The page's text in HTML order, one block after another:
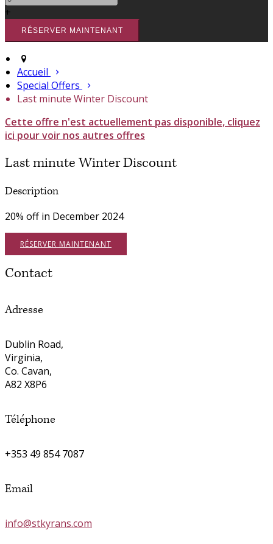
+
Accueil
Special Offers
Last minute Winter Discount
Cette offre n'est actuellement pas disponible, cliquez
ici pour voir nos autres offres
Last minute Winter Discount
Description
20% off in December 2024
RÉSERVER MAINTENANT
Contact
Adresse
Dublin Road,
Virginia,
Co. Cavan,
A82 X8P6
Téléphone
+353 49 854 7087
Email
info@stkyrans.com